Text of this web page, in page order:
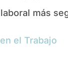
más
el Trabajo